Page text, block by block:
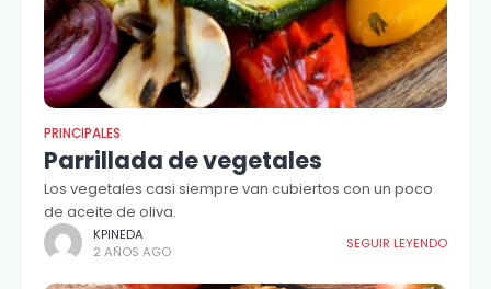
PRINCIPALES
Parrillada de vegetales
Los vegetales casi siempre van cubiertos con un poco
de aceite de oliva.
KPINEDA
2 AÑOS AGO
SEGUIR LEYENDO